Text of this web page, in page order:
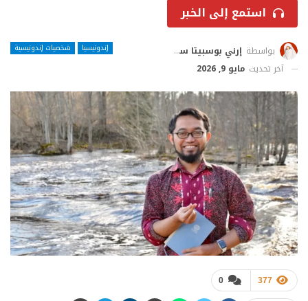
استمع إلى الخبر
إندونيسيا شخصيات إندونيسية بواسطة إرني بوسبيتا ساري
آخر تحديث مايو 9, 2026
0 377